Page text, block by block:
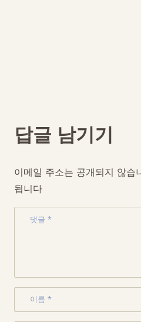
답글 남기기
이메일 주소는 공개되지 않습
됩니다